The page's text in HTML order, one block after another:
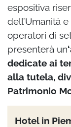
espositiva
dell’Umanità
operatori di
presenterà un
dedicate ai
alla tutela,
Patrimonio
Hotel in